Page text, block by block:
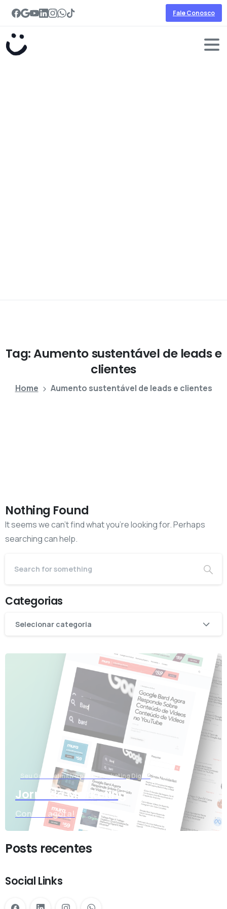
Fale Conosco
Tag:Aumentosustentável de leadse
clientes
Home Aumento sustentável de leads e clientes
Nothing Found
It seems we can’t find what you’re looking for. Perhaps
searching can help.
Categorias
Categorias
Selecionar categoria
Seu Guia Definitivo para o Marketing Digital
Jornada Marketing
Confira agora!
Posts recentes
Social Links